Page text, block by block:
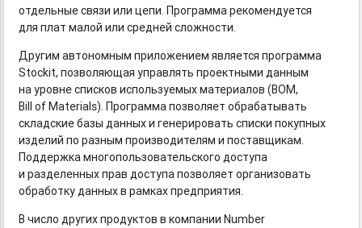
отдельные связи или цепи. Программа рекомендуется
для плат малой или средней сложности.
Другим автономным приложением является программа
Stockit, позволяющая управлять проектными данным
на уровне списков используемых материалов (BOM,
Bill of Materials). Программа позволяет обрабатывать
складские базы данных и генерировать списки покупных
изделий по разным производителям и поставщикам.
Поддержка многопользовательского доступа
и разделенных прав доступа позволяет организовать
обработку данных в рамках предприятия.
В число других продуктов в компании Number